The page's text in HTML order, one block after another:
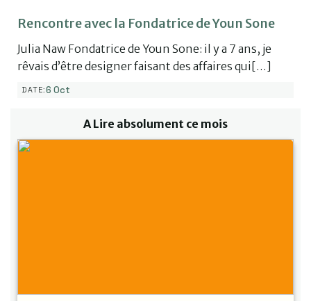
Rencontre avec la Fondatrice de Youn Sone
Julia Naw Fondatrice de Youn Sone: il y a 7 ans, je
rêvais d’être designer faisant des affaires qui[…]
DATE:6 Oct
A Lire absolument ce mois